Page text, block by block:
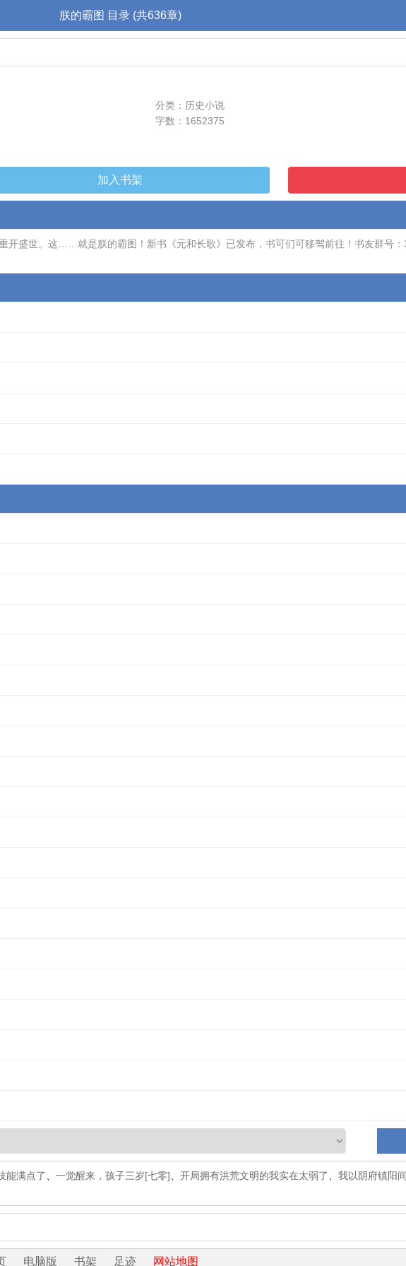
朕的霸图 目录 (共636章)
分类：历史小说
字数：1652375
加入书架
开盛世。这……就是朕的霸图！新书《元和长歌》已发布，书可们可移驾前往！书友群号
能满点了 一觉醒来，孩子三岁[七零] 开局拥有洪荒文明的我实在太弱了 我以阴府镇阳间
电脑版 书架 足迹 网站地图